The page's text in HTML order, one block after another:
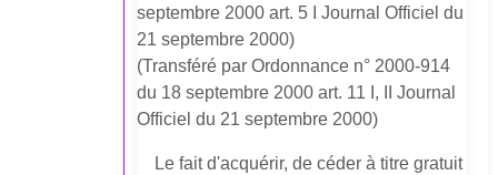
septembre 2000 art. 5 I Journal Officiel du
21 septembre 2000)
(Transféré par Ordonnance n° 2000-914
du 18 septembre 2000 art. 11 I, II Journal
Officiel du 21 septembre 2000)
Le fait d'acquérir, de céder à titre gratuit